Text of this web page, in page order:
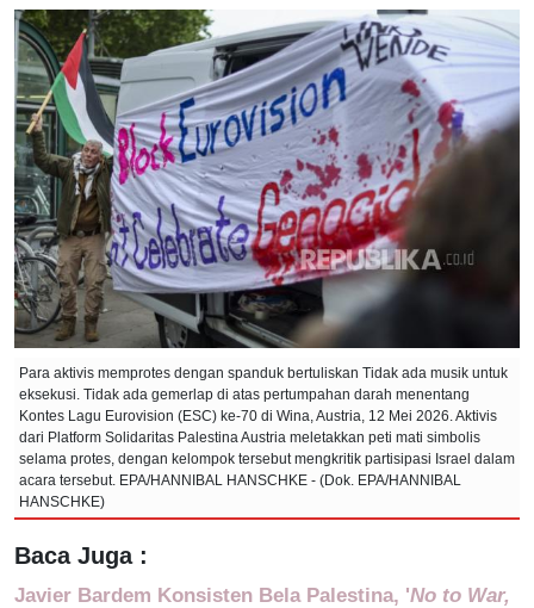
Para aktivis memprotes dengan spanduk bertuliskan Tidak ada musik untuk
eksekusi. Tidak ada gemerlap di atas pertumpahan darah menentang
Kontes Lagu Eurovision (ESC) ke-70 di Wina, Austria, 12 Mei 2026. Aktivis
dari Platform Solidaritas Palestina Austria meletakkan peti mati simbolis
selama protes, dengan kelompok tersebut mengkritik partisipasi Israel dalam
acara tersebut. EPA/HANNIBAL HANSCHKE - (Dok. EPA/HANNIBAL
HANSCHKE)
Baca Juga :
Javier Bardem Konsisten Bela Palestina, 'No to War,